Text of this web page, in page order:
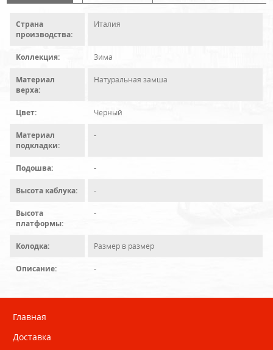
Страна
производства:
Италия
Коллекция: Зима
Материал
верха:
Натуральная замша
Цвет: Черный
Материал
подкладки:
-
Подошва: -
Высота каблука: -
Высота
платформы:
-
Колодка: Размер в размер
Описание: -
Главная
Доставка